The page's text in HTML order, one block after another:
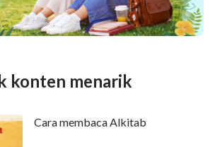
konten menarik
Cara membaca Alkitab